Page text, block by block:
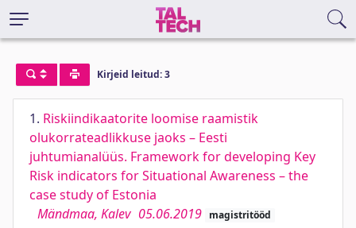
Kirjeid leitud: 3
1. Riskiindikaatorite loomise raamistik
olukorrateadlikkuse jaoks – Eesti
juhtumianalüüs. Framework for developing Key
Risk indicators for Situational Awareness – the
case study of Estonia
Mändmaa, Kalev 05.06.2019 magistritööd